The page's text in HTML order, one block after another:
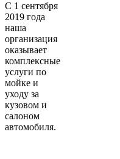
С 1 сентября
2019 года
наша
организация
оказывает
комплексные
услуги по
мойке и
уходу за
кузовом и
салоном
автомобиля.